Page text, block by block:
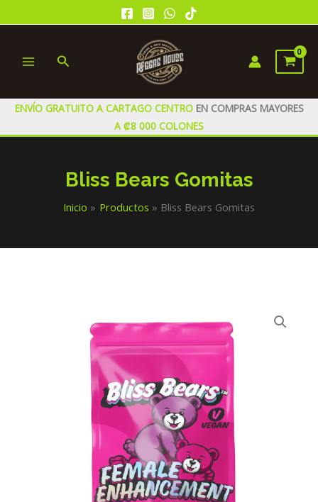
al
MENU
Buscar
ENVÍO GRATUITO A CARTAGO CENTRO EN COMPRAS MAYORES
A ₡8 000 COLONES
Bliss Bears Gomitas
Inicio Productos Bliss Bears Gomitas